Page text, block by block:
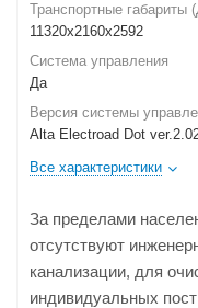
Транспортные
11320х2160х2592
Система управления
Да
Версия системы
Alta Electroad Dot
Все характеристики
За пределами
отсутствуют
канализации, для
индивидуальных